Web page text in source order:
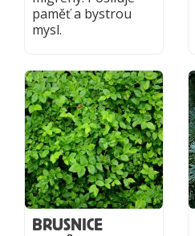
paměť a bystrou
mysl.
BRUSNICE